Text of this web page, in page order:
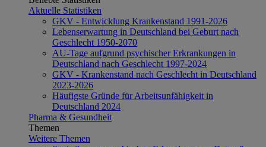
Aktuelle Statistiken
GKV - Entwicklung Krankenstand 1991-2026
Lebenserwartung in Deutschland bei Geburt nach
Geschlecht 1950-2070
AU-Tage aufgrund psychischer Erkrankungen in
Deutschland nach Geschlecht 1997-2024
GKV - Krankenstand nach Geschlecht in Deutschland
2023-2026
Häufigste Gründe für Arbeitsunfähigkeit in
Deutschland 2024
Pharma & Gesundheit
Themen
Weitere Themen